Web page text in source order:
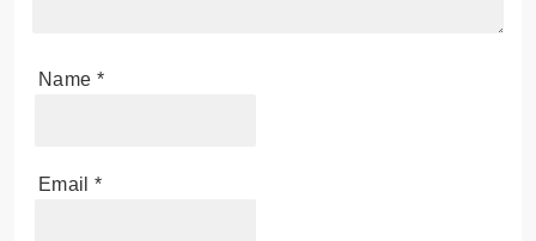
Name *
Email *